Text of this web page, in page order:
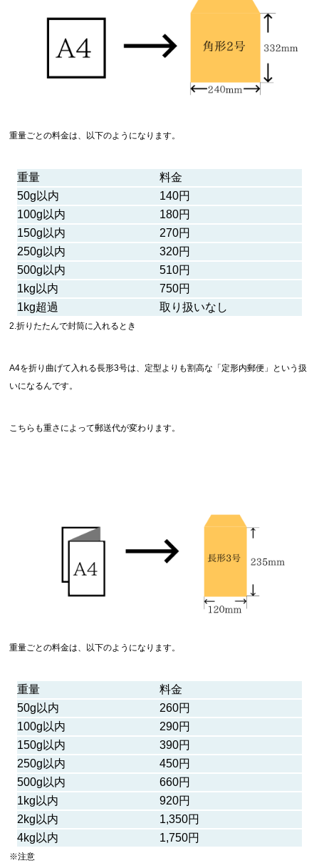
重量ごとの料金は、以下のようになります。
重量
料金
50g以内
140円
100g以内
180円
150g以内
270円
250g以内
320円
500g以内
510円
1kg以内
750円
1kg超過
取り扱いなし
2.折りたたんで封筒に入れるとき
A4を折り曲げて入れる長形3号は、定型よりも割高な「定形内郵便」という扱
いになるんです。
こちらも重さによって郵送代が変わります。
重量ごとの料金は、以下のようになります。
重量
料金
50g以内
260円
100g以内
290円
150g以内
390円
250g以内
450円
500g以内
660円
1kg以内
920円
2kg以内
1,350円
4kg以内
1,750円
※注意